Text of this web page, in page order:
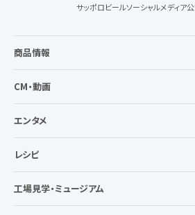
サッポロビールソーシャルメディア
商品情報
CM・動画
エンタメ
レシピ
工場見学・ミュージアム